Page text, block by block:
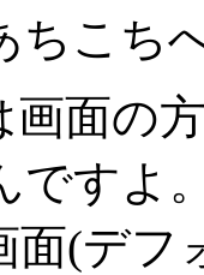
ちこち
画面の
ですよ
面(デフ